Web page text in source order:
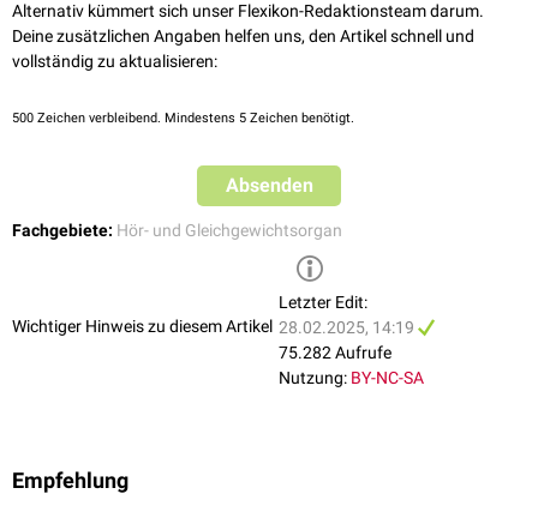
Alternativ kümmert sich unser Flexikon-Redaktionsteam darum.
Deine zusätzlichen Angaben helfen uns, den Artikel schnell und
vollständig zu aktualisieren:
500 Zeichen verbleibend. Mindestens 5 Zeichen benötigt.
Absenden
Fachgebiete: Hör- und Gleichgewichtsorgan
Wichtiger Hinweis zu diesem Artikel
Letzter Edit:
28.02.2025, 14:19
75.282 Aufrufe
Nutzung: BY-NC-SA
Empfehlung